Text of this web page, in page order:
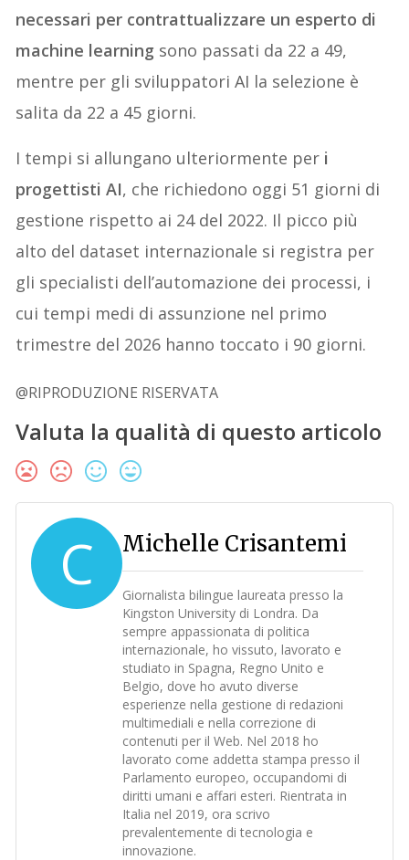
necessari per contrattualizzare un esperto di
machine learning sono passati da 22 a 49,
mentre per gli sviluppatori AI la selezione è
salita da 22 a 45 giorni.
I tempi si allungano ulteriormente per i
progettisti AI, che richiedono oggi 51 giorni di
gestione rispetto ai 24 del 2022. Il picco più
alto del dataset internazionale si registra per
gli specialisti dell’automazione dei processi, i
cui tempi medi di assunzione nel primo
trimestre del 2026 hanno toccato i 90 giorni.
@RIPRODUZIONE RISERVATA
Valuta la qualità di questo articolo
C Michelle Crisantemi
Giornalista bilingue laureata presso la
Kingston University di Londra. Da
sempre appassionata di politica
internazionale, ho vissuto, lavorato e
studiato in Spagna, Regno Unito e
Belgio, dove ho avuto diverse
esperienze nella gestione di redazioni
multimediali e nella correzione di
contenuti per il Web. Nel 2018 ho
lavorato come addetta stampa presso il
Parlamento europeo, occupandomi di
diritti umani e affari esteri. Rientrata in
Italia nel 2019, ora scrivo
prevalentemente di tecnologia e
innovazione.